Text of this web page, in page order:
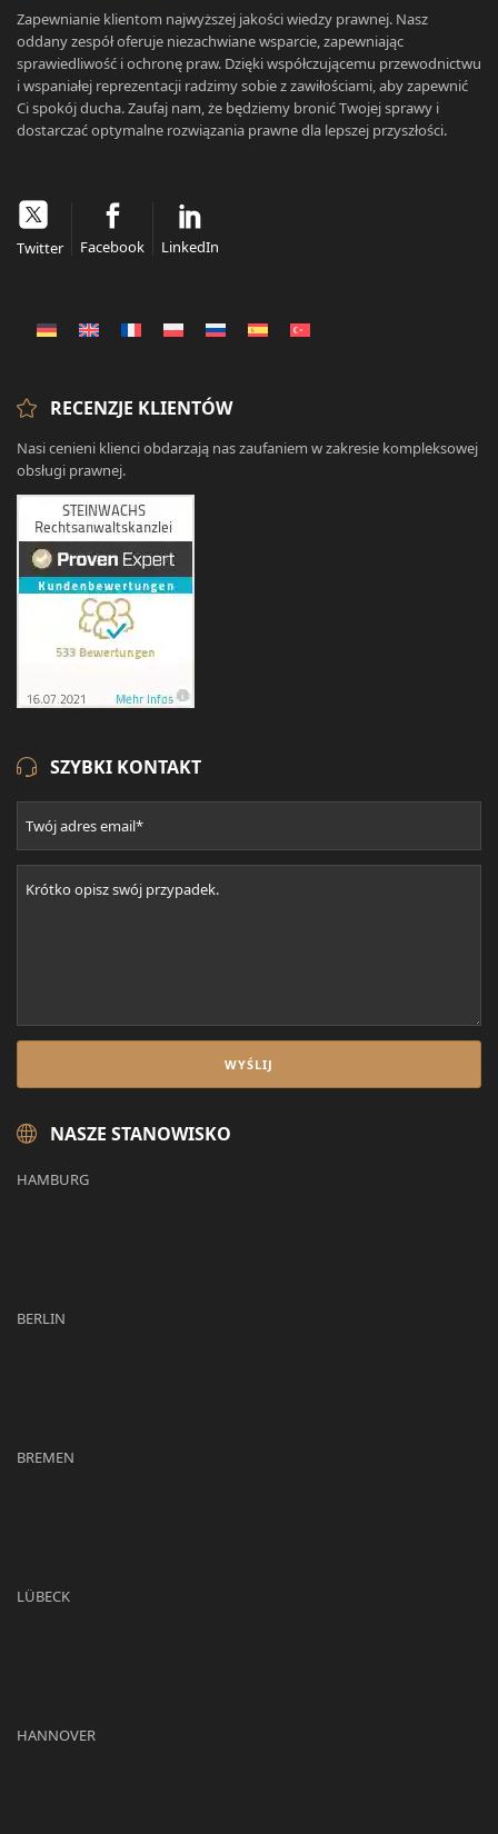
Zapewnianie klientom najwyższej jakości wiedzy prawnej. Nasz
oddany zespół oferuje niezachwiane wsparcie, zapewniając
sprawiedliwość i ochronę praw. Dzięki współczującemu przewodnictwu
i wspaniałej reprezentacji radzimy sobie z zawiłościami, aby zapewnić
Ci spokój ducha. Zaufaj nam, że będziemy bronić Twojej sprawy i
dostarczać optymalne rozwiązania prawne dla lepszej przyszłości.
Twitter Facebook LinkedIn
RECENZJE KLIENTÓW
Nasi cenieni klienci obdarzają nas zaufaniem w zakresie kompleksowej
obsługi prawnej.
SZYBKI KONTAKT
NASZE STANOWISKO
HAMBURG
BERLIN
BREMEN
LÜBECK
HANNOVER